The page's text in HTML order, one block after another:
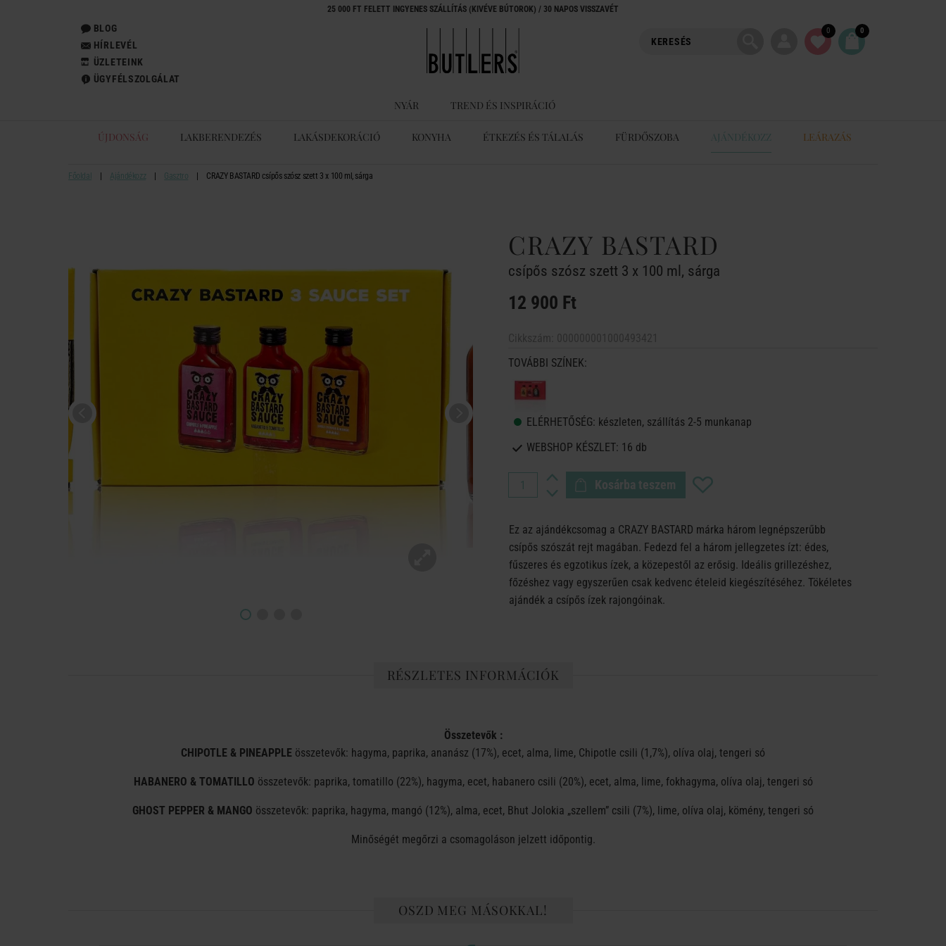
25 000 FT FELETT INGYENES SZÁLLÍTÁS (KIVÉVE BÚTOROK) / 30 NAPOS VISSZAVÉT
BLOG
HÍRLEVÉL
ÜZLETEINK
ÜGYFÉLSZOLGÁLAT
0 0
NYÁR TREND ÉS INSPIRÁCIÓ
ÚJDONSÁG LAKBERENDEZÉS LAKÁSDEKORÁCIÓ KONYHA ÉTKEZÉS ÉS TÁLALÁS FÜRDŐSZOBA AJÁNDÉKOZZ LEÁRAZÁS
Főoldal Ajándékozz Gasztro CRAZY BASTARD csípős szósz szett 3 x 100 ml, sárga
CRAZY BASTARD
csípős szósz szett 3 x 100 ml, sárga
12 900 Ft
TOVÁBBI SZÍNEK:
ELÉRHETŐSÉG: készleten, szállítás 2-5 munkanap
WEBSHOP KÉSZLET: 16 db
Kosárba teszem
Ez az ajándékcsomag a CRAZY BASTARD márka három legnépszerűbb
csípős szószát rejt magában. Fedezd fel a három jellegzetes ízt: édes,
fűszeres és egzotikus ízek, a közepestől az erősig. Ideális grillezéshez,
főzéshez vagy egyszerűen csak kedvenc ételeid kiegészítéséhez. Tökéletes
ajándék a csípős ízek rajongóinak.
RÉSZLETES INFORMÁCIÓK
Összetevők :
CHIPOTLE & PINEAPPLE összetevők: hagyma, paprika, ananász (17%), ecet, alma, lime, Chipotle csili (1,7%), olíva olaj, tengeri só
HABANERO & TOMATILLO összetevők: paprika, tomatillo (22%), hagyma, ecet, habanero csili (20%), ecet, alma, lime, fokhagyma, olíva olaj, tengeri só
GHOST PEPPER & MANGO összetevők: paprika, hagyma, mangó (12%), alma, ecet, Bhut Jolokia „szellem” csili (7%), lime, olíva olaj, kömény, tengeri só
Minőségét megőrzi a csomagoláson jelzett időpontig.
OSZD MEG MÁSOKKAL!